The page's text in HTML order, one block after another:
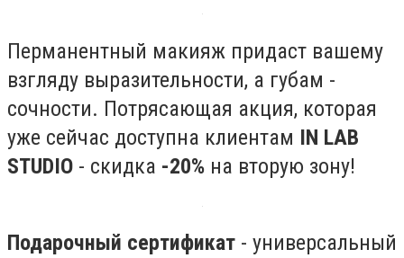
Перманентный макияж придаст вашему
взгляду выразительности, а губам -
сочности. Потрясающая акция, которая
уже сейчас доступна клиентам IN LAB
STUDIO - скидка -20% на вторую зону!
Подарочный сертификат - универсальный